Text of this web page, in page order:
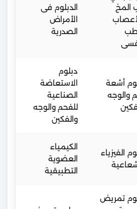
المخ
الدبلوم فى
الأمراض
الصدرية
أشعة
والوجه
دبلوم
الاستعاضة
الصناعية
للفحم والوجه
والفكين
الفيزياء
الكيمياء
العضوية
التطبيقية
تمريض